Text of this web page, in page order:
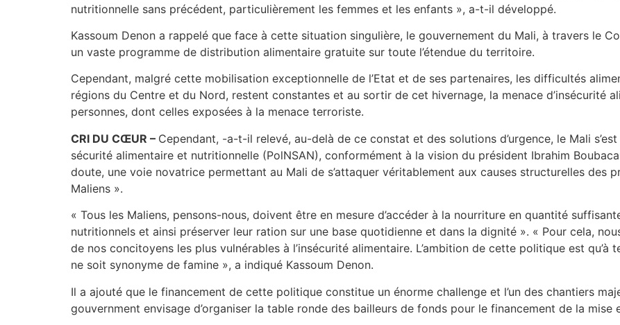
nutritionnelle sans précédent, particulièrement les femmes et les enfants », a-t-il développé.
Kassoum Denon a rappelé que face à cette situation singulière, le gouvernement du Mali, à travers le
un vaste programme de distribution alimentaire gratuite sur toute l’étendue du territoire.
Cependant, malgré cette mobilisation exceptionnelle de l’Etat et de ses partenaires, les difficultés
régions du Centre et du Nord, restent constantes et au sortir de cet hivernage, la menace d’insécurité
personnes, dont celles exposées à la menace terroriste.
CRI DU CŒUR – Cependant, -a-t-il relevé, au-delà de ce constat et des solutions d’urgence, le Mali
sécurité alimentaire et nutritionnelle (PolNSAN), conformément à la vision du président Ibrahim
doute, une voie novatrice permettant au Mali de s’attaquer véritablement aux causes structurelles des
Maliens ».
« Tous les Maliens, pensons-nous, doivent être en mesure d’accéder à la nourriture en quantité
nutritionnels et ainsi préserver leur ration sur une base quotidienne et dans la dignité ». « Pour cela,
de nos concitoyens les plus vulnérables à l’insécurité alimentaire. L’ambition de cette politique est qu’à
ne soit synonyme de famine », a indiqué Kassoum Denon.
Il a ajouté que le financement de cette politique constitue un énorme challenge et l’un des chantiers
gouvernment envisage d’organiser la table ronde des bailleurs de fonds pour le financement de la